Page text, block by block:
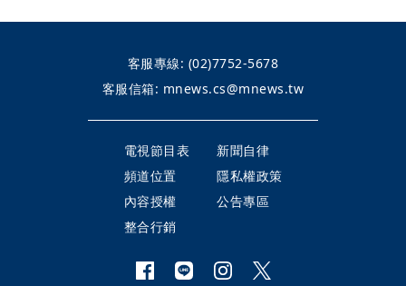
客服專線: (02)7752-5678
客服信箱: mnews.cs@mnews.tw
電視節目表
新聞自律
頻道位置
隱私權政策
內容授權
公告專區
整合行銷